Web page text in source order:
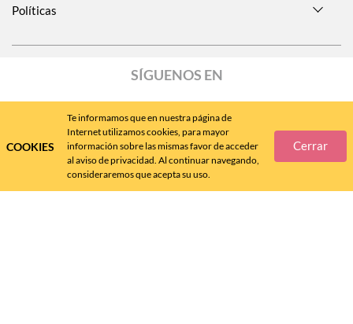
COOKIES
Te informamos que en nuestra página de
Internet utilizamos cookies, para mayor
información sobre las mismas favor de acceder
al aviso de privacidad. Al continuar navegando,
consideraremos que acepta su uso.
Cerrar
Políticas
SÍGUENOS EN
CallCenter477 788 4600